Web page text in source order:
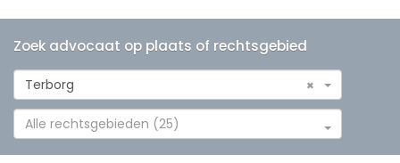
Zoek advocaat op plaats of rechtsgebied
×
Terborg
Alle rechtsgebieden (25)